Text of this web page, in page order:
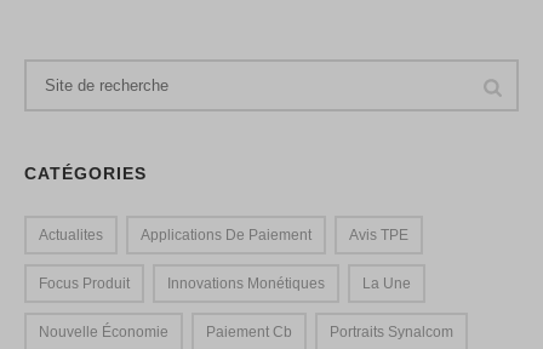
CATÉGORIES
Actualites Applications De Paiement Avis TPE
Focus Produit Innovations Monétiques La Une
Nouvelle Économie Paiement Cb Portraits Synalcom